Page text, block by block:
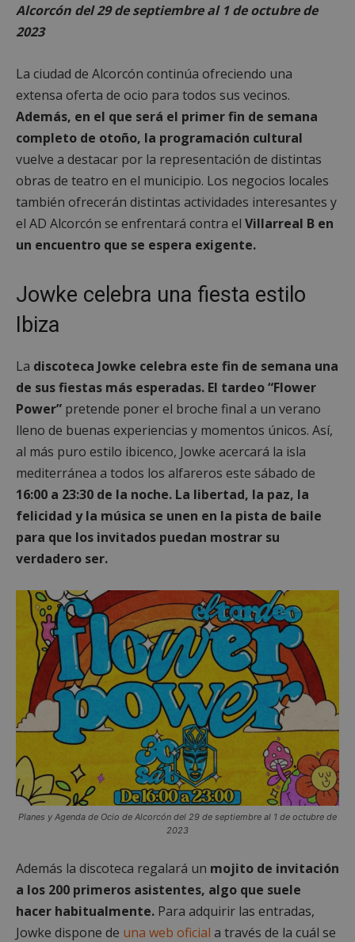
Alcorcón del 29 de septiembre al 1 de octubre de
2023
La ciudad de Alcorcón continúa ofreciendo una
extensa oferta de ocio para todos sus vecinos.
Además, en el que será el primer fin de semana
completo de otoño, la programación cultural
vuelve a destacar por la representación de distintas
obras de teatro en el municipio. Los negocios locales
también ofrecerán distintas actividades interesantes y
el AD Alcorcón se enfrentará contra el Villarreal B en
un encuentro que se espera exigente.
Jowke celebra una fiesta estilo
Ibiza
La discoteca Jowke celebra este fin de semana una
de sus fiestas más esperadas. El tardeo “Flower
Power” pretende poner el broche final a un verano
lleno de buenas experiencias y momentos únicos. Así,
al más puro estilo ibicenco, Jowke acercará la isla
mediterránea a todos los alfareros este sábado de
16:00 a 23:30 de la noche. La libertad, la paz, la
felicidad y la música se unen en la pista de baile
para que los invitados puedan mostrar su
verdadero ser.
Planes y Agenda de Ocio de Alcorcón del 29 de septiembre al 1 de octubre de
2023
Además la discoteca regalará un mojito de invitación
a los 200 primeros asistentes, algo que suele
hacer habitualmente. Para adquirir las entradas,
Jowke dispone de una web oficial a través de la cuál se